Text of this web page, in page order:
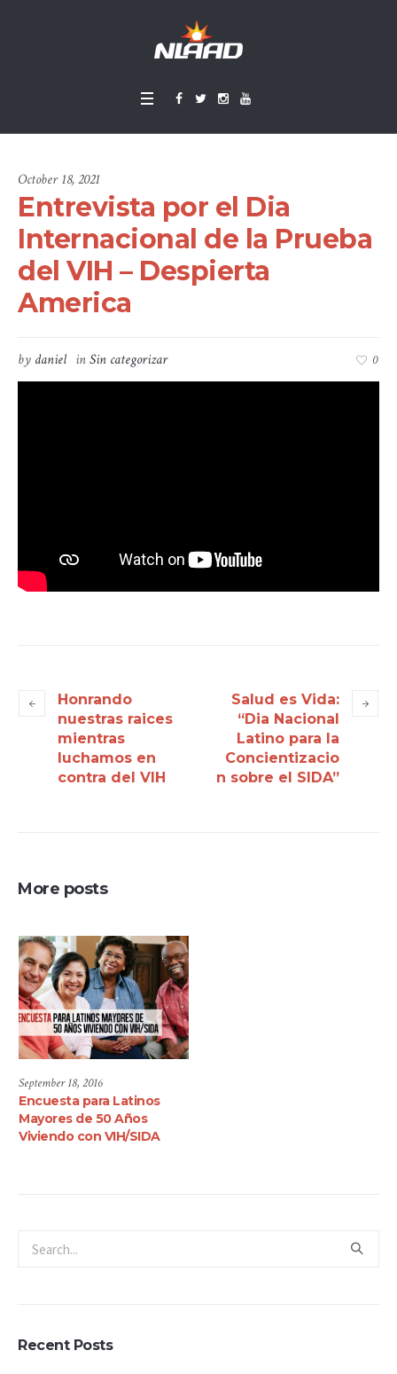
October 18, 2021
Entrevista por el Dia
Internacional de la Prueba
del VIH – Despierta
America
by daniel inSin categorizar 0
Honrando
nuestras raices
mientras
luchamos en
contra del VIH
Salud es Vida:
“Dia Nacional
Latino para la
Concientizacio
n sobre el SIDA”
More posts
September 18, 2016
Encuesta para Latinos
Mayores de 50 Años
Viviendo con VIH/SIDA
Recent Posts